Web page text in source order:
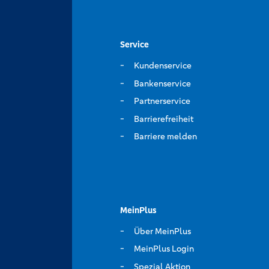
Service
Kundenservice
Bankenservice
Partnerservice
Barrierefreiheit
Barriere melden
MeinPlus
Über MeinPlus
MeinPlus Login
Spezial Aktion